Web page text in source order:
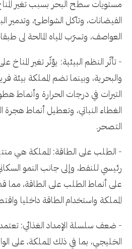
مستويات سطح البحر بسبب تغير
الفيضانات، وتآكل الشواطئ، وتدمير
العواصف، وتسرّب المياه المالحة لى
- تأثّر النظم البيئية: يؤثّر تغير المناخ
والبحرية، وبينما تضم المملكة بيئة
التيرات في درجات الحرارة وأنماط
الغطاء النباتي، وتعطيل أنماط هجرة
التصحر.
- الطلب على الطاقة: المملكة هي
رئيسي للنفط، وإلى جانب النمو السكاني
على أنماط الطلب على الطاقة، مما
المملكة واستخدام الطاقة داخليا
- ضعف سلسلة الإمداد الغذائي:
الخليجي، بما في ذلك المملكة، على